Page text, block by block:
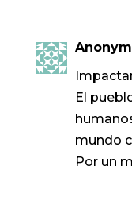
El
mundo
Por un